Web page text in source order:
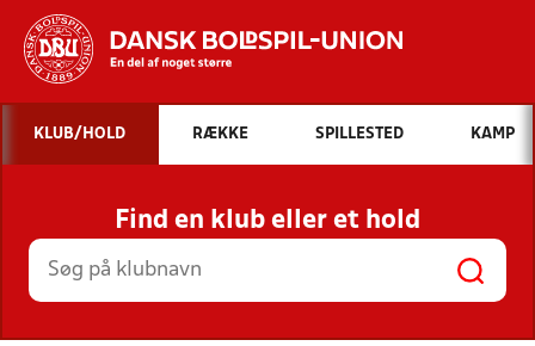
Hvad vil du søge efter?
INDHOLD OG NYHEDER
STILLINGER, RESULTATER, KLUBBER OG
HOLD
KLUB/HOLD RÆKKE SPILLESTED KAMP
Find en klub eller et hold